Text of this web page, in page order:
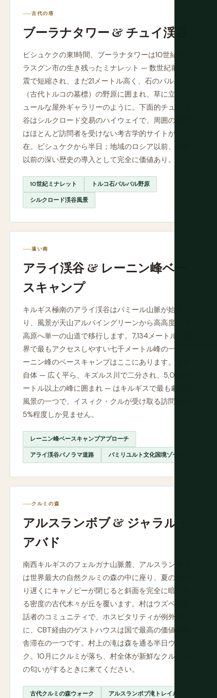
古代の塔
ブーラナタワー & チュイ渓谷
ビシュケクの東1時間、ブーラナタワーは10世紀のバ
ラスグン市の生き残ったミナレット — 数世紀前の地
震で短縮され、まだ21メートル高く、石のバルバル
（古代トルコの墓標）の野原に囲まれ、草に立つシ
ュールな屋外ギャラリーのように。下面的チュイ渓
谷はシルクロード交易のハイウェイで、周囲の風景
はほとんど訪問者を受けない考古学的サイトが点
在。ビシュケクから半日；地域のロシア以前、遊牧
以前の深い歴史の導入として完全に価値あり。
10世紀ミナレット トルコ石バルバル野原
シルクロード渓谷風景
遠い南
アライ渓谷 & レーニン峰ベー
スキャンプ
キルギス極南のアライ渓谷はパミール山脈が始ま
り、風景が天山アルパイングリーンから高高度砂漠
高原へ単一の山道で移行します。7,134メートルの世
界で最もアクセスしやすい七千メートル峰の一つレ
ーニン峰のベースキャンプはここにあります。渓谷
自体 — 広く平ら、キズルス川で二分され、5,000メ
ートル以上の峰に囲まれ — はキルギスで最も劇的な
風景の一つで、イスィク・クルが受け取る訪問者の
5%程度しか見ません。
レーニン峰ベースキャンプアプローチ
アライ渓谷パノラマ道路 パミリユルト文化国境ゾーン
クルミの森
アルスランボブ & ジャラル・
アバド
南西キルギスのフェルガナ山脈麓、アルスランボブ
は世界最大の自然クルミの森の中に座り、夏の終わ
り遅くにキャノピーが閉じると斜面を完全に暗くす
る密度の古代木々が丘を覆います。村はウズベク語
話者のコミュニティで、ホスピタリティが例外的
に、CBT経由のゲストハウスは国で最高の価値の田
舎滞在の一つです。村上の滝は森を通る半日ウォー
ク。10月にクルミが落ち、村全体が新鮮なクルミ殻
の匂いがするときに来てください。
古代クルミの森ウォーク アルスランボブ滝トレイル